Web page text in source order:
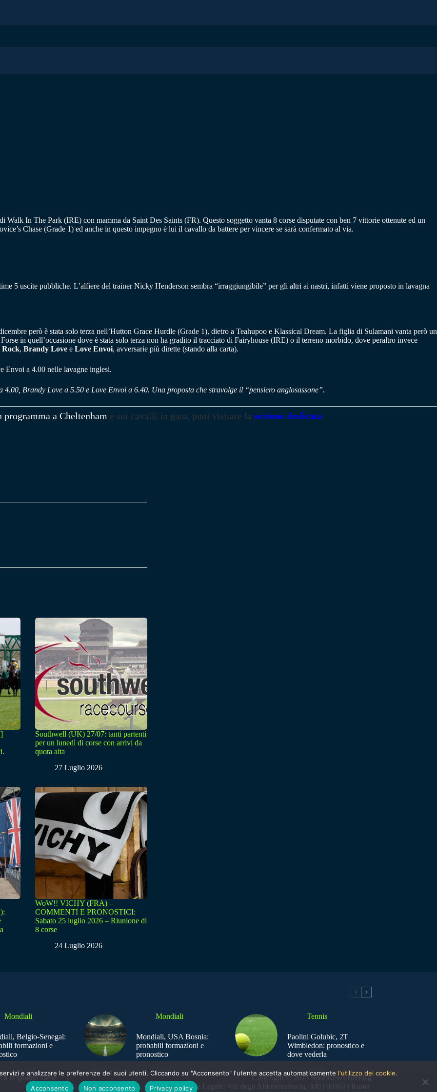
Walk In The Park (IRE) con mamma da Saint Des Saints (FR). Questo soggetto vanta 8 corse disputate con ben 7 vittorie ottenute ed un
Chase (Grade 1) ed anche in questo impegno è lui il cavallo da battere per vincere se sarà confermato al via.
5 uscite pubbliche. L’alfiere del trainer Nicky Henderson sembra “irraggiungibile” per gli altri ai nastri, infatti viene proposto in lavagna
però è stata solo terza nell’Hutton Grace Hurdle (Grade 1), dietro a Teahupoo e Klassical Dream. La figlia di Sulamani vanta però un
in quell’occasione dove è stata solo terza non ha gradito il tracciato di Fairyhouse (IRE) o il terreno morbido, dove peraltro invece
Rock, Brandy Love e Love Envoi, avversarie più dirette (stando alla carta).
Envoi a 4.00 nelle lavagne inglesi.
4.00, Brandy Love a 5.50 e Love Envoi a 6.40. Una proposta che stravolge il “pensiero anglosassone”.
programma a Cheltenham e sui cavalli in gara, puoi visitare la sezione dedicata
Southwell (UK) 27/07: tanti partenti
per un lunedì di corse con arrivi da
quota alta
27 Luglio 2026
WoW!! VICHY (FRA) –
COMMENTI E PRONOSTICI:
Sabato 25 luglio 2026 – Riunione di
8 corse
24 Luglio 2026
Mondiali
Belgio-Senegal:
formazioni e
Mondiali
Mondiali, USA Bosnia:
probabili formazioni e
pronostico
Tennis
Paolini Golubic, 2T
Wimbledon: pronostico e
dove vederla
in quanto viene
Copyright © 2025 SportNews BetFlag
Sede Legale: Via degli Aldobrandeschi, 300 | 00163 | Roma
e analizzare le preferenze dei suoi utenti. Cliccando su "Acconsento" l'utente accetta automaticamente l'utilizzo dei cookie.
Acconsento
Non acconsento Privacy policy